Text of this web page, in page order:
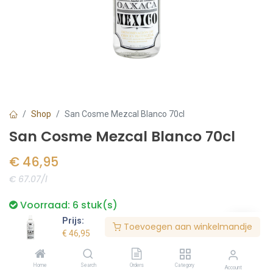
Prijs:
€ 46,95
Toevoegen aan winkelmandje
Home Search Orders Category Account
Shop San Cosme Mezcal Blanco 70cl
San Cosme Mezcal Blanco 70cl
€ 46,95
€ 67.07/l
Voorraad: 6 stuk(s)
Bestel nu